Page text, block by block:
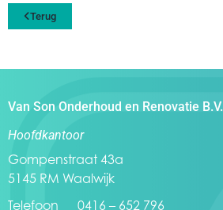
Terug
Van Son Onderhoud en Renovatie B.V.
Hoofdkantoor
Gompenstraat 43a
5145 RM Waalwijk
Telefoon 0416 – 652 796